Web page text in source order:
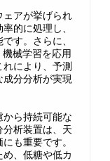
ェアが挙げられ
的に処理し、
す。さらに、
械学習を応用
により、予測
分分析が実現
ら持続可能な
析装置は、天
も重要です。
、低糖や低カ